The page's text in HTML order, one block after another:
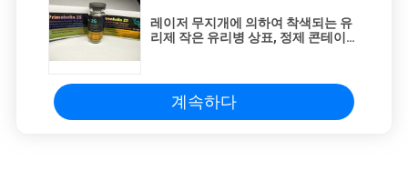
레이저 무지개에 의하여 착색되는 유
리제 작은 유리병 상표, 정제 콘테이너
계속하다